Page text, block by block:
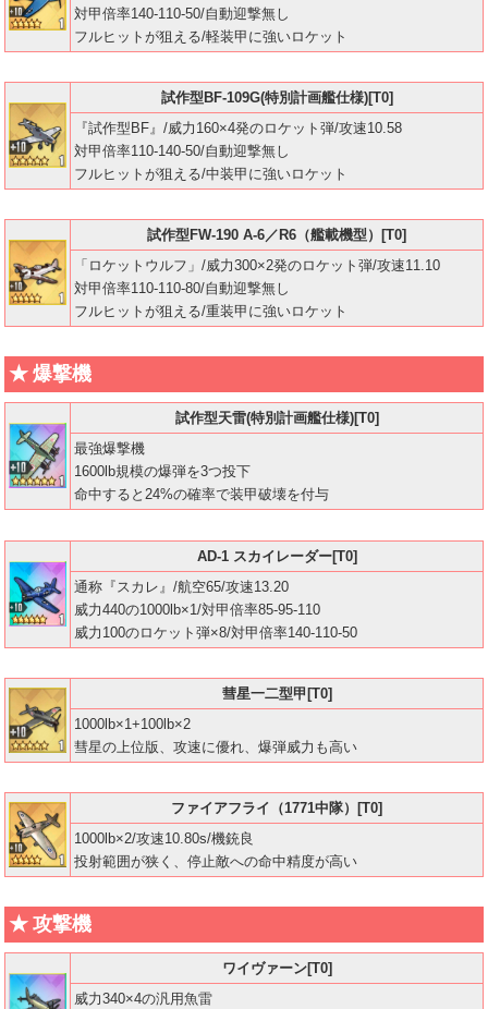
対甲倍率140-110-50/自動迎撃無し
フルヒットが狙える/軽装甲に強いロケット
試作型BF-109G(特別計画艦仕様)[T0]
『試作型BF』/威力160×4発のロケット弾/攻速10.58
対甲倍率110-140-50/自動迎撃無し
フルヒットが狙える/中装甲に強いロケット
試作型FW-190 A-6／R6（艦載機型）[T0]
「ロケットウルフ」/威力300×2発のロケット弾/攻速11.10
対甲倍率110-110-80/自動迎撃無し
フルヒットが狙える/重装甲に強いロケット
爆撃機
試作型天雷(特別計画艦仕様)[T0]
最強爆撃機
1600lb規模の爆弾を3つ投下
命中すると24%の確率で装甲破壊を付与
AD-1 スカイレーダー[T0]
通称『スカレ』/航空65/攻速13.20
威力440の1000lb×1/対甲倍率85-95-110
威力100のロケット弾×8/対甲倍率140-110-50
彗星一二型甲[T0]
1000lb×1+100lb×2
彗星の上位版、攻速に優れ、爆弾威力も高い
ファイアフライ（1771中隊）[T0]
1000lb×2/攻速10.80s/機銃良
投射範囲が狭く、停止敵への命中精度が高い
攻撃機
ワイヴァーン[T0]
威力340×4の汎用魚雷